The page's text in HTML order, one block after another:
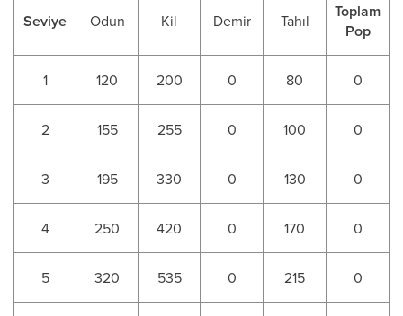
Seviye Odun Kil Demir Tahıl
Toplam
Pop
1 120 200 0 80 0
2 155 255 0 100 0
3 195 330 0 130 0
4 250 420 0 170 0
5 320 535 0 215 0